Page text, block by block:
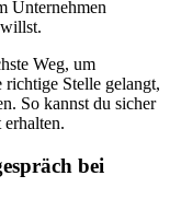
Unternehmen
Weg, um
richtige Stelle gelangt,
So kannst du sicher
bei